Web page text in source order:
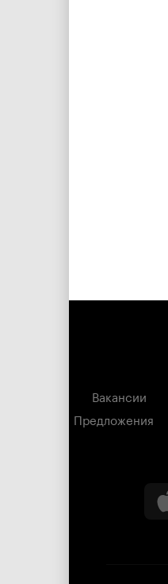
Вакансии
Предложения